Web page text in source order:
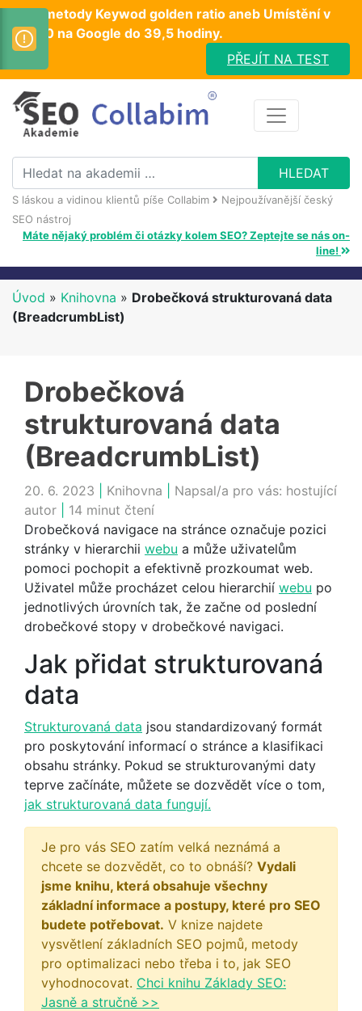
Test metody Keywod golden ratio aneb Umístění v
TOP10 na Google do 39,5 hodiny.
PŘEJÍT NA TEST
S láskou a vidinou klientů píše Collabim
Nejpoužívanější český
SEO nástroj
Máte nějaký problém či otázky kolem SEO? Zeptejte se nás on-
line!
Úvod » Knihovna » Drobečková strukturovaná data
(BreadcrumbList)
Drobečková
strukturovaná data
(BreadcrumbList)
20. 6. 2023 Knihovna Napsal/a pro vás: hostující
autor
14 minut čtení
Drobečková navigace na stránce označuje pozici
stránky v hierarchii webu a může uživatelům
pomoci pochopit a efektivně prozkoumat web.
Uživatel může procházet celou hierarchií webu po
jednotlivých úrovních tak, že začne od poslední
drobečkové stopy v drobečkové navigaci.
Jak přidat strukturovaná
data
Strukturovaná data jsou standardizovaný formát
pro poskytování informací o stránce a klasifikaci
obsahu stránky. Pokud se strukturovanými daty
teprve začínáte, můžete se dozvědět více o tom,
jak strukturovaná data fungují.
Je pro vás SEO zatím velká neznámá a
chcete se dozvědět, co to obnáší? Vydali
jsme knihu, která obsahuje všechny
základní informace a postupy, které pro SEO
budete potřebovat. V knize najdete
vysvětlení základních SEO pojmů, metody
pro optimalizaci nebo třeba i to, jak SEO
vyhodnocovat. Chci knihu Základy SEO:
Jasně a stručně >>